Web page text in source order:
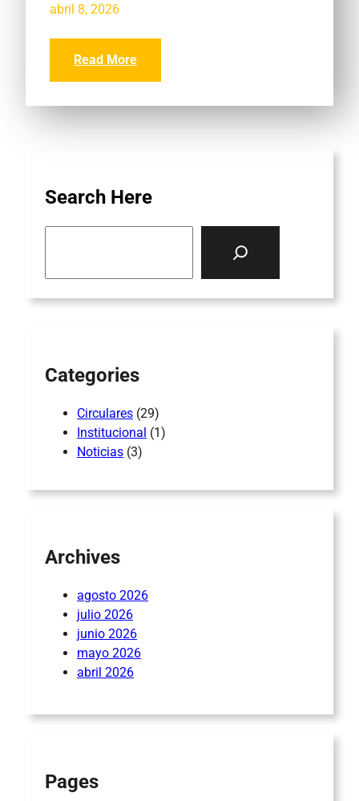
abril 8, 2026
Read More
Search Here
Categories
Circulares (29)
Institucional (1)
Noticias (3)
Archives
agosto 2026
julio 2026
junio 2026
mayo 2026
abril 2026
Pages